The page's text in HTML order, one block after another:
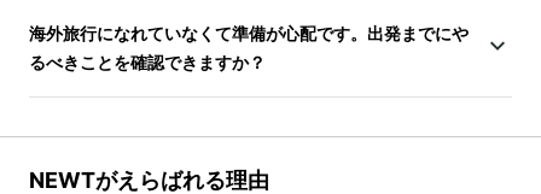
海外旅行になれていなくて準備が心配です。出発までにや
るべきことを確認できますか？
NEWTがえらばれる理由